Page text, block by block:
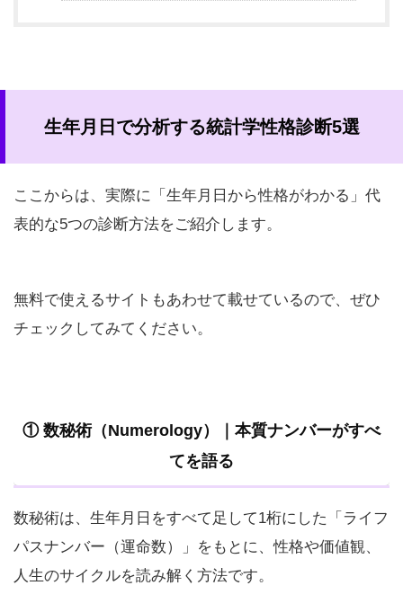
生年月日で分析する統計学性格診断5選
ここからは、実際に「生年月日から性格がわかる」代
表的な5つの診断方法をご紹介します。
無料で使えるサイトもあわせて載せているので、ぜひ
チェックしてみてください。
① 数秘術（Numerology）｜本質ナンバーがすべ
てを語る
数秘術は、生年月日をすべて足して1桁にした「ライフ
パスナンバー（運命数）」をもとに、性格や価値観、
人生のサイクルを読み解く方法です。